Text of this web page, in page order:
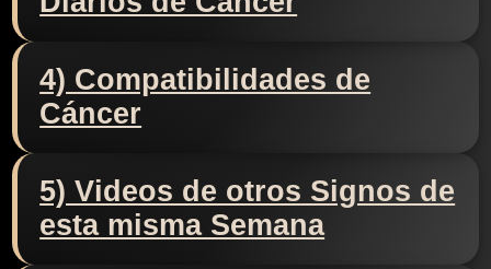
4) Compatibilidades de
Cáncer
5) Videos de otros Signos de
esta misma Semana